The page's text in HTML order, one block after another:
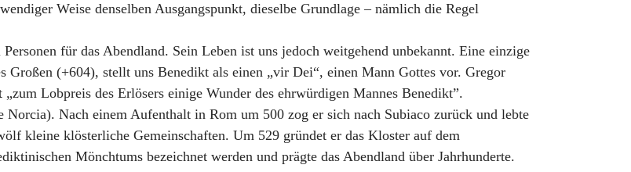
Weise denselben Ausgangspunkt, dieselbe Grundlage – nämlich die Regel
für das Abendland. Sein Leben ist uns jedoch weitgehend unbekannt. Eine einzige
Großen (+604), stellt uns Benedikt als einen „vir Dei“, einen Mann Gottes vor. Gregor
Lobpreis des Erlösers einige Wunder des ehrwürdigen Mannes Benedikt”.
Nach einem Aufenthalt in Rom um 500 zog er sich nach Subiaco zurück und lebte
kleine klösterliche Gemeinschaften. Um 529 gründet er das Kloster auf dem
Mönchtums bezeichnet werden und prägte das Abendland über Jahrhunderte.